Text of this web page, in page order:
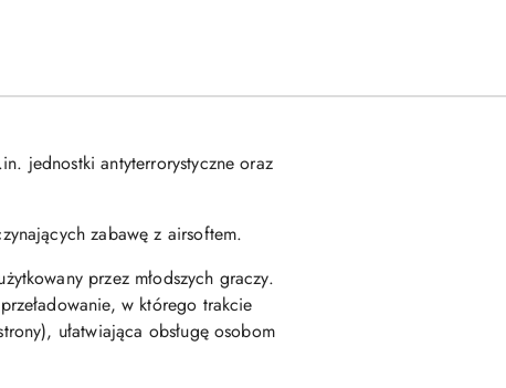
jednostki antyterrorystyczne oraz
zabawę z airsoftem.
przez młodszych graczy.
w którego trakcie
ułatwiająca obsługę osobom